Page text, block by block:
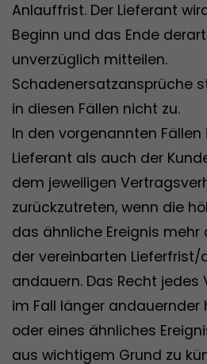
Anlauffrist. Der Lieferant
Beginn und das Ende
unverzüglich mitteilen.
Schadenersatzansprüche
in diesen Fällen nicht zu.
In den vorgenannten
Lieferant als auch der
dem jeweiligen
zurückzutreten, wenn die
das ähnliche Ereignis mehr
der vereinbarten Lieferfrist/
andauern. Das Recht jedes
im Fall länger andauernder
oder eines ähnliches
aus wichtigem Grund zu